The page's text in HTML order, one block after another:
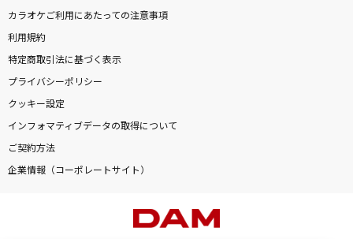
カラオケご利用にあたっての注意事項
利用規約
特定商取引法に基づく表示
プライバシーポリシー
クッキー設定
インフォマティブデータの取得について
ご契約方法
企業情報（コーポレートサイト）